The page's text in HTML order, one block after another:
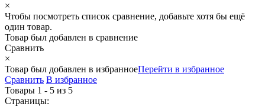
×
Чтобы посмотреть список сравнение, добавьте хотя бы ещё
один товар.
Товар был добавлен в сравнение
Сравнить
×
Товар был добавлен в избранноеПерейти в избранное
Сравнить В избранное
Товары 1 - 5 из 5
Страницы: